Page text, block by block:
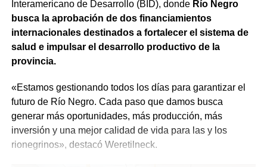
mejores», expresó.
Interamericano de Desarrollo (BID), donde Río Negro
busca la aprobación de dos financiamientos
internacionales destinados a fortalecer el sistema de
salud e impulsar el desarrollo productivo de la
provincia.
«Estamos gestionando todos los días para garantizar el
futuro de Río Negro. Cada paso que damos busca
generar más oportunidades, más producción, más
inversión y una mejor calidad de vida para las y los
rionegrinos», destacó Weretilneck.